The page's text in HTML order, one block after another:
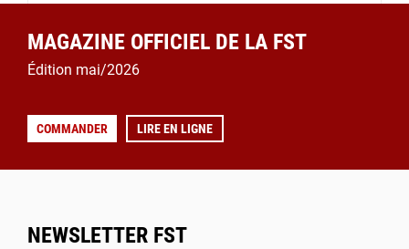
MAGAZINE OFFICIEL DE LA FST
Édition mai/2026
COMMANDER LIRE EN LIGNE
NEWSLETTER FST